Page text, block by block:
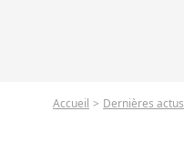
Accueil Dernières actus